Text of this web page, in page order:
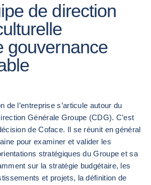
de direction
gouvernance
de l’entreprise s’articule autour du
Générale Groupe (CDG). C’est
de Coface. Il se réunit en général
pour examiner et valider les
stratégiques du Groupe et sa
sur la stratégie budgétaire, les
et projets, la définition de